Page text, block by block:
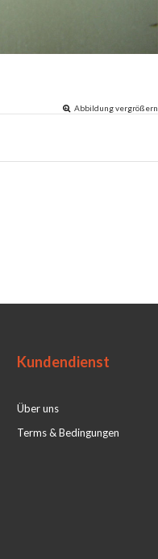
Abbildung vergrößern
Kundendienst
Über uns
Terms & Bedingungen